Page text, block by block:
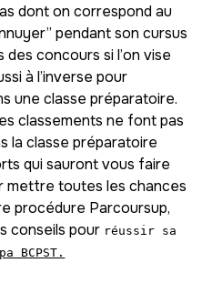
dont on correspond au
pendant son cursus
concours si l’on vise
à l’inverse pour
une classe préparatoire.
classements ne font pas
la classe préparatoire
qui sauront vous faire
mettre toutes les chances
procédure Parcoursup,
conseils pour réussir sa
BCPST.